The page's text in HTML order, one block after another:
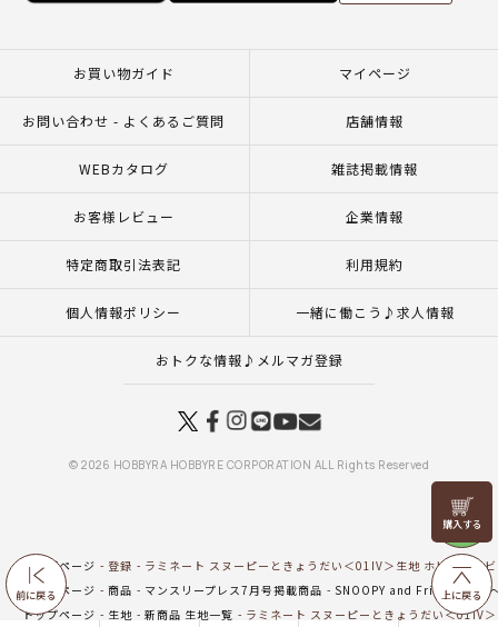
前に戻る
リリヤン
フェア
上に戻る
お買い物ガイド マイページ
お問い合わせ - よくあるご質問 店舗情報
WEBカタログ 雑誌掲載情報
お客様レビュー 企業情報
特定商取引法表記 利用規約
個人情報ポリシー 一緒に働こう♪求人情報
おトクな情報♪メルマガ登録
© 2026 HOBBYRA HOBBYRE CORPORATION ALL Rights Reserved
トップページ 登録
ラミネート スヌーピーときょうだい＜01IV＞生地 ホビーラホ
トップページ
商品 マンスリープレス7月号掲載商品
SNOOPY and Friends ～秋
トップページ
生地 新商品 生地一覧 ラミネート スヌーピーときょうだい＜01IV